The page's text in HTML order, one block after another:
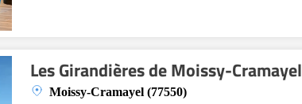
Les Girandières de Moissy-Cramayel
Moissy-Cramayel (77550)